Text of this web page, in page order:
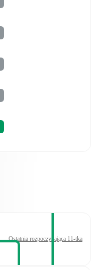
Ostatnia rozpoczynająca 11-tka